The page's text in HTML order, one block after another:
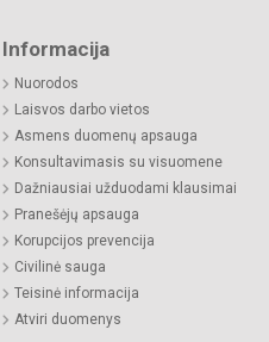
Informacija
Nuorodos
Laisvos darbo vietos
Asmens duomenų apsauga
Konsultavimasis su visuomene
Dažniausiai užduodami klausimai
Pranešėjų apsauga
Korupcijos prevencija
Civilinė sauga
Teisinė informacija
Atviri duomenys